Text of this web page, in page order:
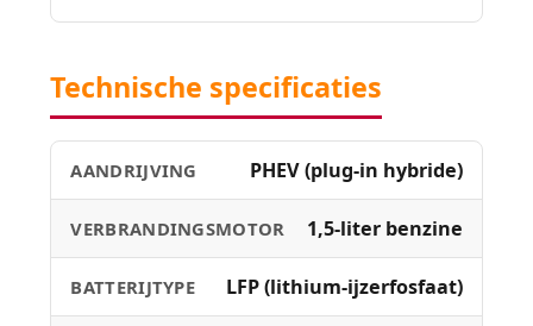
Technische specificaties
AANDRIJVING PHEV (plug-in hybride)
VERBRANDINGSMOTOR 1,5-liter benzine
BATTERIJTYPE LFP (lithium-ijzerfosfaat)